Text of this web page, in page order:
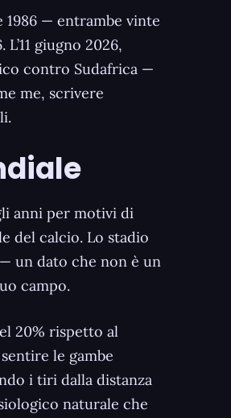
1986 — entrambe vinte
giugno 2026,
contro Sudafrica —
me, scrivere
anni per motivi di
del calcio. Lo stadio
un dato che non è un
campo.
20% rispetto al
le gambe
i tiri dalla distanza
naturale che